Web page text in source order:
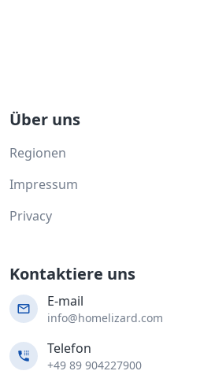
Über uns
Regionen
Impressum
Privacy
Kontaktiere uns
E-mail
info@homelizard.com
Telefon
+49 89 904227900